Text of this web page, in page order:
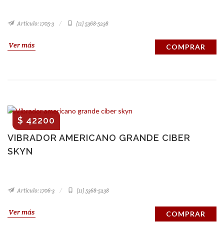
Artículo: 1705-3 (11) 5368-5238
Ver más COMPRAR
VIBRADOR AMERICANO GRANDE CIBER
SKYN
$ 42200
Artículo: 1706-3 (11) 5368-5238
Ver más COMPRAR